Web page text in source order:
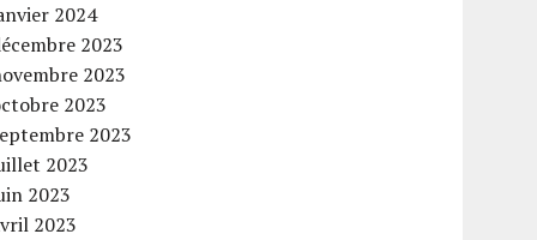
2024
2023
2023
2023
2023
2023
2023
2023